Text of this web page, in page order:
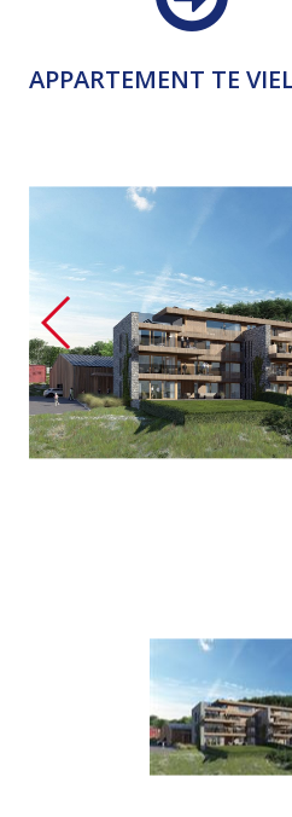
APPARTEMENT TE